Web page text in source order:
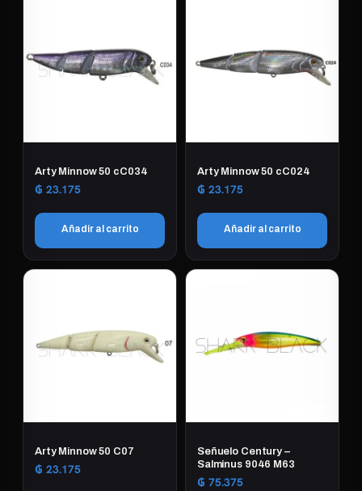
Arty Minnow 50 cC034
₲ 23.175
Añadir al carrito
Arty Minnow 50 cC024
₲ 23.175
Añadir al carrito
Arty Minnow 50 C07
₲ 23.175
Señuelo Century –
Salminus 9046 M63
₲ 75.375